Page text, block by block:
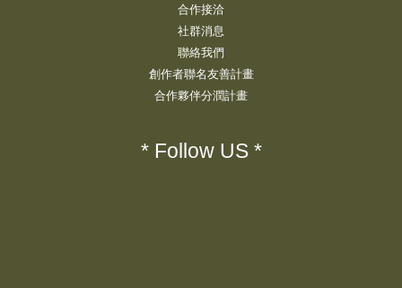
合作接洽
社群消息
聯絡我們
創作者聯名友善計畫
合作夥伴分潤計畫
* Follow US *